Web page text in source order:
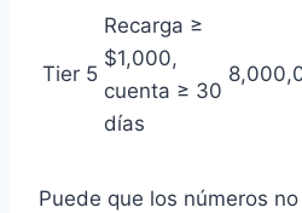
Tier 5
Recarga ≥
$1,000,
cuenta ≥ 30
días
Puede que los números